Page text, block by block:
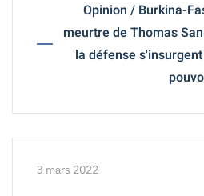
Opinion / Burkina-
meurtre de Thomas
la défense
3 mars 2022